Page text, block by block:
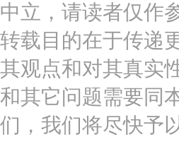
中立，请读者仅作
转载目的在于传递
其观点和对其真实
和其它问题需要同
们，我们将尽快予